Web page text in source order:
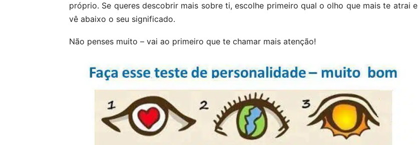
próprio. Se queres descobrir mais sobre ti, escolhe primeiro qual o olho que mais te atrai e
vê abaixo o seu significado.
Não penses muito – vai ao primeiro que te chamar mais atenção!